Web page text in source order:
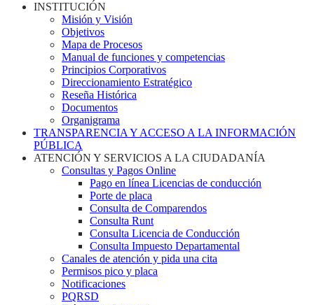
INSTITUCIÓN
Misión y Visión
Objetivos
Mapa de Procesos
Manual de funciones y competencias
Principios Corporativos
Direccionamiento Estratégico
Reseña Histórica
Documentos
Organigrama
TRANSPARENCIA Y ACCESO A LA INFORMACIÓN
PÚBLICA
ATENCIÓN Y SERVICIOS A LA CIUDADANÍA
Consultas y Pagos Online
Pago en línea Licencias de conducción
Porte de placa
Consulta de Comparendos
Consulta Runt
Consulta Licencia de Conducción
Consulta Impuesto Departamental
Canales de atención y pida una cita
Permisos pico y placa
Notificaciones
PQRSD